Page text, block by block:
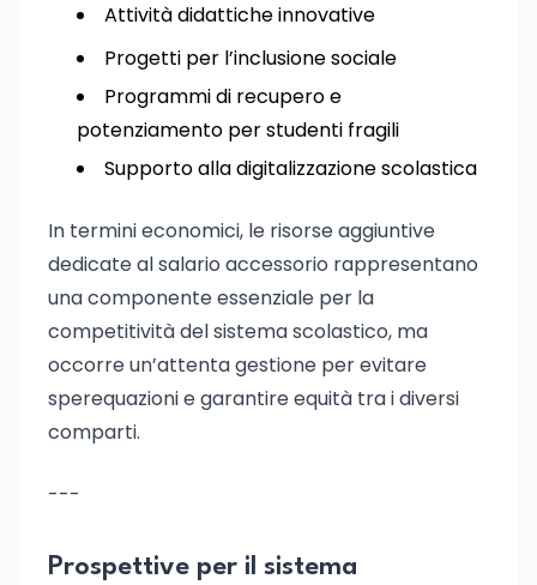
Attività didattiche innovative
Progetti per l’inclusione sociale
Programmi di recupero e
potenziamento per studenti fragili
Supporto alla digitalizzazione scolastica
In termini economici, le risorse aggiuntive
dedicate al salario accessorio rappresentano
una componente essenziale per la
competitività del sistema scolastico, ma
occorre un’attenta gestione per evitare
sperequazioni e garantire equità tra i diversi
comparti.
---
Prospettive per il sistema